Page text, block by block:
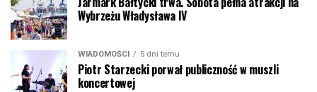
Wybrzeżu Władysława IV
WIADOMOŚCI 5 dni temu
Piotr Starzecki porwał publiczność w muszli
koncertowej